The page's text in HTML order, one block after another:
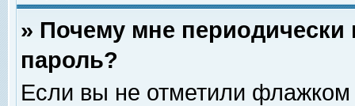
» Почему мне
пароль?
Если вы не отметили флажком